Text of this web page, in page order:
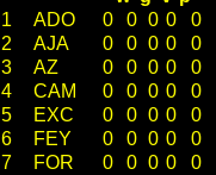
1
ADO 0 0 0 0
0
2
AJA 0 0 0 0
0
3
AZ 0 0 0 0
0
4
CAM 0 0 0 0
0
5
EXC 0 0 0 0
0
6
FEY 0 0 0 0
0
7
FOR 0 0 0 0
0